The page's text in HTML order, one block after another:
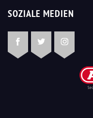
SOZIALE MEDIEN
FacebookTwitterInstagram